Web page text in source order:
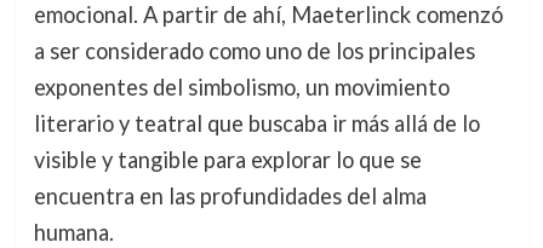
emocional. A partir de ahí, Maeterlinck comenzó
a ser considerado como uno de los principales
exponentes del simbolismo, un movimiento
literario y teatral que buscaba ir más allá de lo
visible y tangible para explorar lo que se
encuentra en las profundidades del alma
humana.